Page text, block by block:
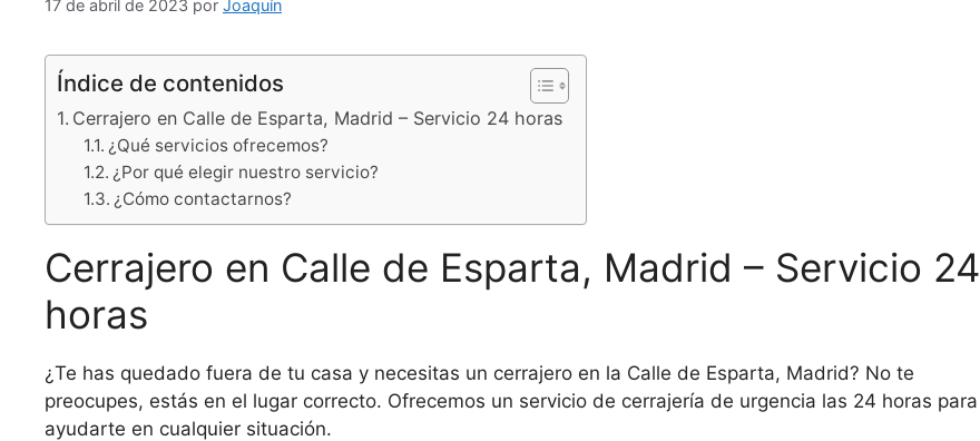
17 de abril de 2023 por Joaquín
Índice de contenidos
Cerrajero en Calle de Esparta, Madrid – Servicio 24 horas
¿Qué servicios ofrecemos?
¿Por qué elegir nuestro servicio?
¿Cómo contactarnos?
Cerrajero en Calle de Esparta, Madrid – Servicio 24
horas
¿Te has quedado fuera de tu casa y necesitas un cerrajero en la Calle de Esparta, Madrid? No te
preocupes, estás en el lugar correcto. Ofrecemos un servicio de cerrajería de urgencia las 24 horas para
ayudarte en cualquier situación.